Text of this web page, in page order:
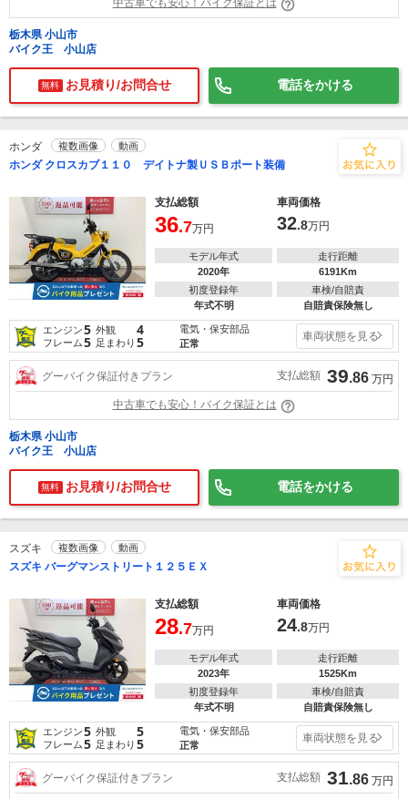
中古車でも安心！バイク保証とは
栃木県 小山市
バイク王 小山店
無料 お見積り/お問合せ 電話をかける
ホンダ 複数画像 動画
ホンダ クロスカブ１１０ デイトナ製ＵＳＢポート装備
支払総額 車両価格
36.7万円 32.8万円
モデル年式
2020年
走行距離
6191Km
初度登録年
年式不明
車検/自賠責
自賠責保険無し
エンジン5 外観 4
フレーム5 足まわり 5
電気・保安部品
正常
車両状態を見る
グーバイク保証付きプラン 支払総額 39.86 万円
中古車でも安心！バイク保証とは
栃木県 小山市
バイク王 小山店
無料 お見積り/お問合せ 電話をかける
スズキ 複数画像 動画
スズキ バーグマンストリート１２５ＥＸ
支払総額 車両価格
28.7万円 24.8万円
モデル年式
2023年
走行距離
1525Km
初度登録年
年式不明
車検/自賠責
自賠責保険無し
エンジン5 外観 5
フレーム5 足まわり 5
電気・保安部品
正常
車両状態を見る
グーバイク保証付きプラン 支払総額 31.86 万円